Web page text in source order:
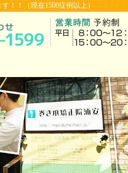
！！（現在1500症例以上）